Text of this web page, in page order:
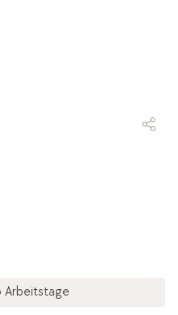
Arbeitstage